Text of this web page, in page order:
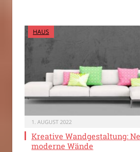
HAUS
1. AUGUST 2022
Kreative Wandgestaltung:
moderne Wände